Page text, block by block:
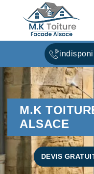
M.K
ALSACE
DEVIS